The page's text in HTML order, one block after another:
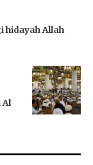
Allah
Al